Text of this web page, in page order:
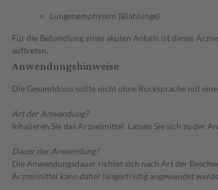
Lungenemphysem (Blählunge)
Für die Behandlung eines akuten Anfalls ist dieses
auftreten.
Anwendungshinweise
Die Gesamtdosis sollte nicht ohne Rücksprache mit
Art der Anwendung?
Inhalieren Sie das Arzneimittel. Lassen Sie sich zu der
Dauer der Anwendung?
Die Anwendungsdauer richtet sich nach Art der
Arzneimittel kann daher längerfristig angewendet